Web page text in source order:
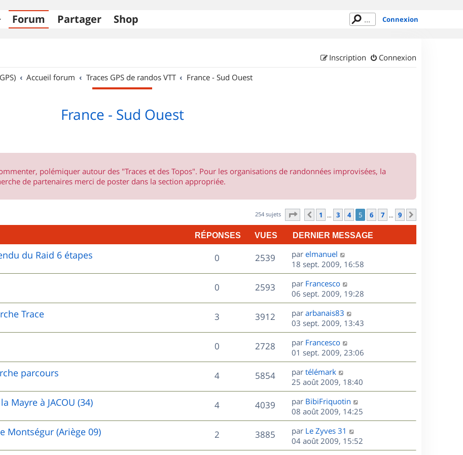
Forum Partager Shop Connexion
Connexion
Inscription
Accueil forum Traces GPS de randos VTT France - Sud Ouest
France - Sud Ouest
polémiquer autour des "Traces et des Topos". Pour les organisations de randonnées improvisées, la
de partenaires merci de poster dans la section appropriée.
254 sujets Page sur
Précédent
1 … 3 4 5 6 7 … 9
RÉPONSES VUES DERNIER MESSAGE
du Raid 6 étapes 0R
é
o
n
s
2539V
u
e
s
D
e
r
n
i
e
r
m
e
s
s
a
g
e
par elmanuel
18 sept. 2009, 16:58
0R
é
p
o
n
s
2593V
u
e
s
D
e
r
n
i
e
r
m
e
s
s
a
g
e
par Francesco
06 sept. 2009, 19:28
Trace 3R
é
n
s
3912V
u
e
D
e
r
n
i
e
r
m
e
s
s
a
g
e
par arbanais83
03 sept. 2009, 13:43
0R
é
n
s
2728V
u
s
D
e
r
n
i
e
r
m
e
s
s
par Francesco
01 sept. 2009, 23:06
parcours 4R
é
o
n
5854V
u
D
e
r
n
i
e
r
m
e
par télémark
25 août 2009, 18:40
Mayre à JACOU (34) 4R
é
p
4039V
u
D
e
r
n
i
e
par BibiFriquotin
08 août 2009, 14:25
Montségur (Ariège 09) 2R
é
3885V
u
D
e
r
par Le Zyves 31
04 août 2009, 15:52